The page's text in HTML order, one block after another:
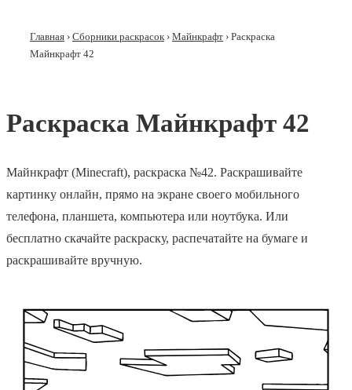
Главная › Сборники раскрасок › Майнкрафт › Раскраска
Майнкрафт 42
Раскраска Майнкрафт 42
Майнкрафт (Minecraft), раскраска №42. Раскрашивайте
картинку онлайн, прямо на экране своего мобильного
телефона, планшета, компьютера или ноутбука. Или
бесплатно скачайте раскраску, распечатайте на бумаге и
раскрашивайте вручную.